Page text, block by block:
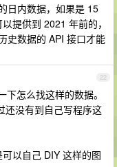
日内数据，如果是 15
提供到 2021 年前的，
史数据的 API 接口才能
22
怎么找这样的数据。
还没有到自己写程序这
以自己 DIY 这样的图